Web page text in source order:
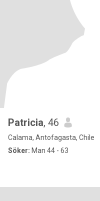
Patricia, 46
Calama, Antofagasta, Chile
Söker: Man 44 - 63